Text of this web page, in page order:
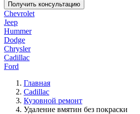
Получить консультацию
Chevrolet
Jeep
Hummer
Dodge
Chrysler
Cadillac
Ford
Главная
Cadillac
Кузовной ремонт
Удаление вмятин без покраски